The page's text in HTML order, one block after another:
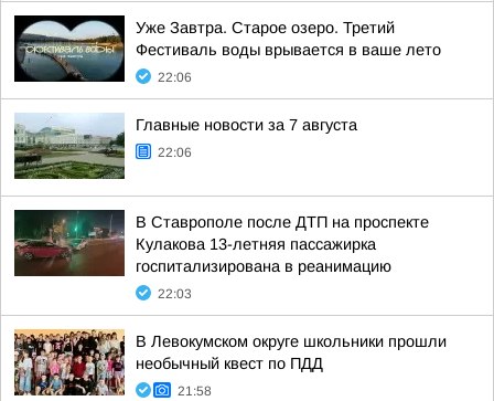
Уже Завтра. Старое озеро. Третий
Фестиваль воды врывается в ваше лето
22:06
Главные новости за 7 августа
22:06
В Ставрополе после ДТП на проспекте
Кулакова 13-летняя пассажирка
госпитализирована в реанимацию
22:03
В Левокумском округе школьники прошли
необычный квест по ПДД
21:58